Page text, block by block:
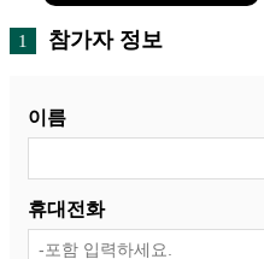
1 참가자 정보
이름
휴대전화